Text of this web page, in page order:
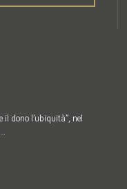
dono l’ubiquità”, nel